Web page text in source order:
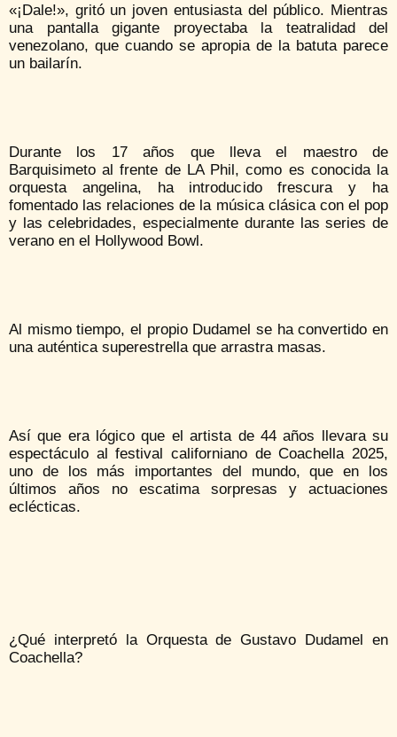
«¡Dale!», gritó un joven entusiasta del público. Mientras
una pantalla gigante proyectaba la teatralidad del
venezolano, que cuando se apropia de la batuta parece
un bailarín.
Durante los 17 años que lleva el maestro de
Barquisimeto al frente de LA Phil, como es conocida la
orquesta angelina, ha introducido frescura y ha
fomentado las relaciones de la música clásica con el pop
y las celebridades, especialmente durante las series de
verano en el Hollywood Bowl.
Al mismo tiempo, el propio Dudamel se ha convertido en
una auténtica superestrella que arrastra masas.
Así que era lógico que el artista de 44 años llevara su
espectáculo al festival californiano de Coachella 2025,
uno de los más importantes del mundo, que en los
últimos años no escatima sorpresas y actuaciones
eclécticas.
¿Qué interpretó la Orquesta de Gustavo Dudamel en
Coachella?